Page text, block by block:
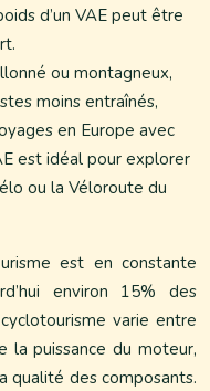
d’un VAE peut être
ou montagneux,
moins entraînés,
en Europe avec
est idéal pour explorer
ou la Véloroute du
est en constante
environ 15% des
varie entre
puissance du moteur,
des composants.